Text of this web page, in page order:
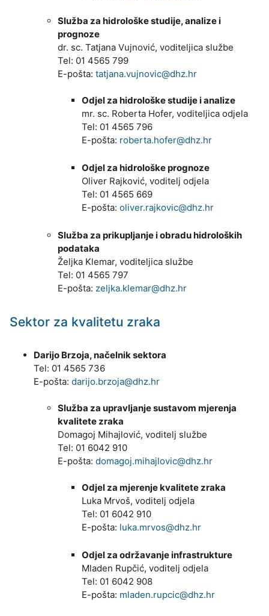
Služba za hidrološke studije, analize i
prognoze
dr. sc. Tatjana Vujnović, voditeljica službe
Tel: 01 4565 799
E-pošta: tatjana.vujnovic@dhz.hr
Odjel za hidrološke studije i analize
mr. sc. Roberta Hofer, voditeljica odjela
Tel: 01 4565 796
E-pošta: roberta.hofer@dhz.hr
Odjel za hidrološke prognoze
Oliver Rajković, voditelj odjela
Tel: 01 4565 669
E-pošta: oliver.rajkovic@dhz.hr
Služba za prikupljanje i obradu hidroloških
podataka
Željka Klemar, voditeljica službe
Tel: 01 4565 797
E-pošta: zeljka.klemar@dhz.hr
Sektor za kvalitetu zraka
Darijo Brzoja, načelnik sektora
Tel: 01 4565 736
E-pošta: darijo.brzoja@dhz.hr
Služba za upravljanje sustavom mjerenja
kvalitete zraka
Domagoj Mihajlović, voditelj službe
Tel: 01 6042 910
E-pošta: domagoj.mihajlovic@dhz.hr
Odjel za mjerenje kvalitete zraka
Luka Mrvoš, voditelj odjela
Tel: 01 6042 910
E-pošta: luka.mrvos@dhz.hr
Odjel za održavanje infrastrukture
Mladen Rupčić, voditelj odjela
Tel: 01 6042 908
E-pošta: mladen.rupcic@dhz.hr